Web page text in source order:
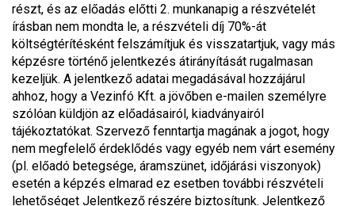
részt, és az előadás előtti 2. munkanapig a részvételét
írásban nem mondta le, a részvételi díj 70%-át
költségtérítésként felszámítjuk és visszatartjuk, vagy más
képzésre történő jelentkezés átirányítását rugalmasan
kezeljük. A jelentkező adatai megadásával hozzájárul
ahhoz, hogy a Vezinfó Kft. a jövőben e-mailen személyre
szólóan küldjön az előadásairól, kiadványairól
tájékoztatókat. Szervező fenntartja magának a jogot, hogy
nem megfelelő érdeklődés vagy egyéb nem várt esemény
(pl. előadó betegsége, áramszünet, időjárási viszonyok)
esetén a képzés elmarad ez esetben további részvételi
lehetőséget Jelentkező részére biztosítunk. Jelentkező